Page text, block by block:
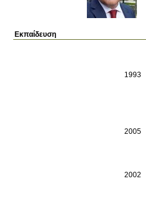
Εκπαίδευση
1993
2005
2002